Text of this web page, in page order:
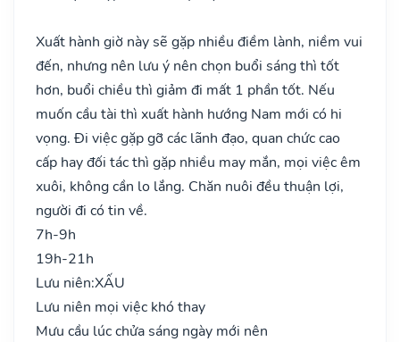
Xuất hành giờ này sẽ gặp nhiều điềm lành, niềm vui
đến, nhưng nên lưu ý nên chọn buổi sáng thì tốt
hơn, buổi chiều thì giảm đi mất 1 phần tốt. Nếu
muốn cầu tài thì xuất hành hướng Nam mới có hi
vọng. Đi việc gặp gỡ các lãnh đạo, quan chức cao
cấp hay đối tác thì gặp nhiều may mắn, mọi việc êm
xuôi, không cần lo lắng. Chăn nuôi đều thuận lợi,
người đi có tin về.
7h-9h
19h-21h
Lưu niên:XẤU
Lưu niên mọi việc khó thay
Mưu cầu lúc chửa sáng ngày mới nên